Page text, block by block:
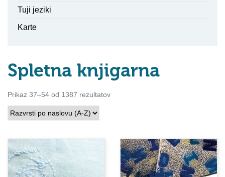
Tuji jeziki
Karte
Spletna knjigarna
Prikaz 37–54 od 1387 rezultatov